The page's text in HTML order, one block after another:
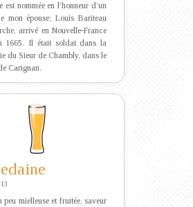
est nommée en l’honneur d’un
mon épouse; Louis Bariteau
arrivé en Nouvelle-France
1665. Il était soldat dans la
du Sieur de Chambly, dans le
Carignan.
peu mielleuse et fruitée, saveur